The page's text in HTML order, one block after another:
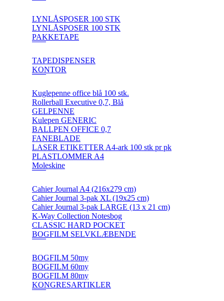
LYNLÅSPOSER 100 STK
LYNLÅSPOSER 100 STK
PAKKETAPE
TAPEDISPENSER
KONTOR
Kuglepenne office blå 100 stk.
Rollerball Executive 0,7, Blå
GELPENNE
Kulepen GENERIC
BALLPEN OFFICE 0,7
FANEBLADE
LASER ETIKETTER A4-ark 100 stk pr pk
PLASTLOMMER A4
Moleskine
Cahier Journal A4 (216x279 cm)
Cahier Journal 3-pak XL (19x25 cm)
Cahier Journal 3-pak LARGE (13 x 21 cm)
K-Way Collection Notesbog
CLASSIC HARD POCKET
BOGFILM SELVKLÆBENDE
BOGFILM 50my
BOGFILM 60my
BOGFILM 80my
KONGRESARTIKLER